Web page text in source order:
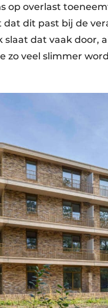
op overlast
dit past bij de
dat vaak door,
zo veel slimmer